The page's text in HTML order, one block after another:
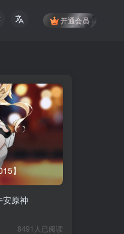
开通会员
】
安原神
8491人已阅读